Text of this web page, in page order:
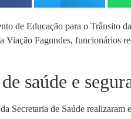
de Educação para o Trânsito
Viação Fagundes, funcionários
saúde e
Secretaria de Saúde